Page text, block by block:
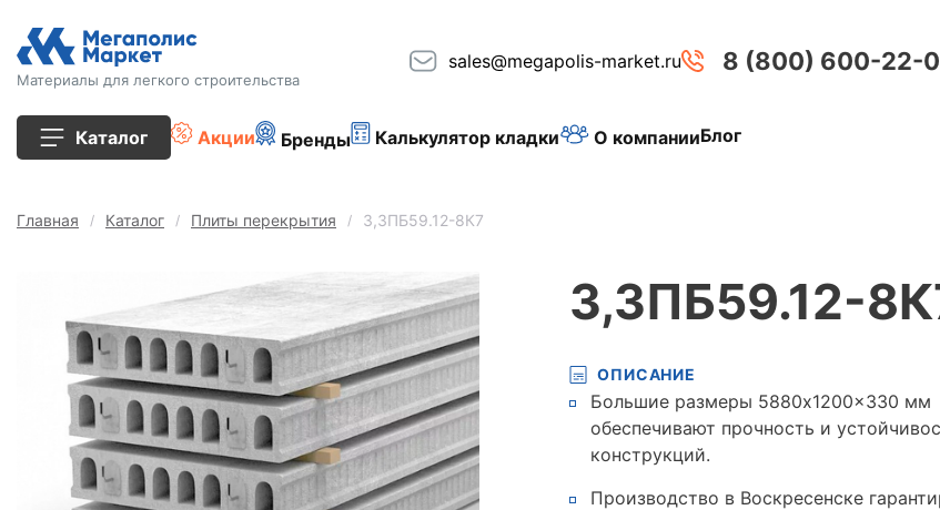
Материалы для легкого строительства
sales@megapolis-market.ru 8 (800) 600-22-
Каталог
Кирпич
Плиты перекрытия
Сопутствующие товары
Тротуарная плитка
Акции Бренды Калькулятор кладки О компанииБлог
Главная Каталог Плиты перекрытия 3,3ПБ59.12-8К7
3,3ПБ59.12-
ОПИСАНИЕ
Большие размеры 5880x1200x330 мм
обеспечивают прочность и
конструкций.
Производство в Воскресенске